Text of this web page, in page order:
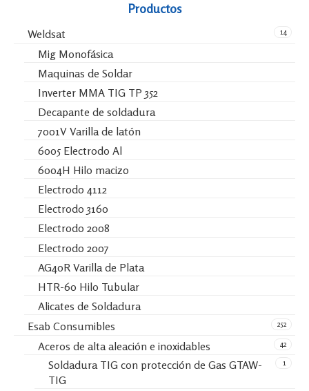
Productos
14
Weldsat
Mig Monofásica
Maquinas de Soldar
Inverter MMA TIG TP 352
Decapante de soldadura
7001V Varilla de latón
6005 Electrodo Al
6004H Hilo macizo
Electrodo 4112
Electrodo 3160
Electrodo 2008
Electrodo 2007
AG40R Varilla de Plata
HTR-60 Hilo Tubular
Alicates de Soldadura
252
Esab Consumibles
42
Aceros de alta aleación e inoxidables
1
Soldadura TIG con protección de Gas GTAW-
TIG